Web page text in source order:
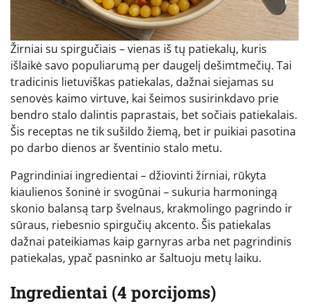
Žirniai su spirgučiais – vienas iš tų patiekalų, kuris
išlaikė savo populiarumą per daugelį dešimtmečių. Tai
tradicinis lietuviškas patiekalas, dažnai siejamas su
senovės kaimo virtuve, kai šeimos susirinkdavo prie
bendro stalo dalintis paprastais, bet sočiais patiekalais.
Šis receptas ne tik sušildo žiemą, bet ir puikiai pasotina
po darbo dienos ar šventinio stalo metu.
Pagrindiniai ingredientai – džiovinti žirniai, rūkyta
kiaulienos šoninė ir svogūnai – sukuria harmoningą
skonio balansą tarp švelnaus, krakmolingo pagrindo ir
sūraus, riebesnio spirgučių akcento. Šis patiekalas
dažnai pateikiamas kaip garnyras arba net pagrindinis
patiekalas, ypač pasninko ar šaltuoju metų laiku.
Ingredientai (4 porcijoms)